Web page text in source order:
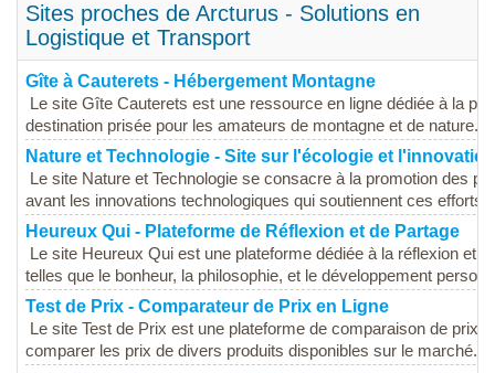
Sites proches de Arcturus - Solutions en
Logistique et Transport
Gîte à Cauterets - Hébergement Montagne
Le site Gîte Cauterets est une ressource en ligne dédiée à la
destination prisée pour les amateurs de montagne et de nature.
Nature et Technologie - Site sur l'écologie et l'innovation
Le site Nature et Technologie se consacre à la promotion des
avant les innovations technologiques qui soutiennent ces efforts.
Heureux Qui - Plateforme de Réflexion et de Partage
Le site Heureux Qui est une plateforme dédiée à la réflexion et
telles que le bonheur, la philosophie, et le développement
Test de Prix - Comparateur de Prix en Ligne
Le site Test de Prix est une plateforme de comparaison de prix
comparer les prix de divers produits disponibles sur le marché.